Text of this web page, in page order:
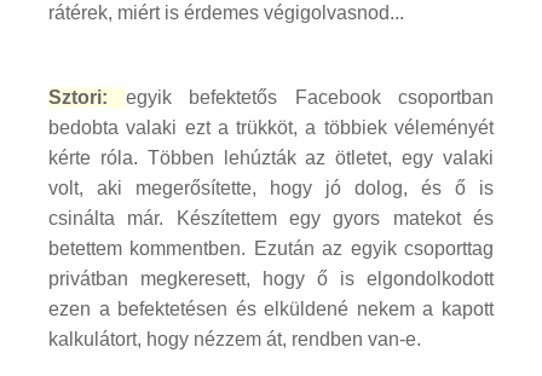
rátérek, miért is érdemes végigolvasnod...
Sztori: egyik befektetős Facebook csoportban
bedobta valaki ezt a trükköt, a többiek véleményét
kérte róla. Többen lehúzták az ötletet, egy valaki
volt, aki megerősítette, hogy jó dolog, és ő is
csinálta már. Készítettem egy gyors matekot és
betettem kommentben. Ezután az egyik csoporttag
privátban megkeresett, hogy ő is elgondolkodott
ezen a befektetésen és elküldené nekem a kapott
kalkulátort, hogy nézzem át, rendben van-e.